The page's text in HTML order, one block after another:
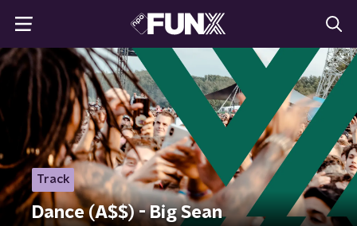
Track
Dance (A$$) - Big Sean